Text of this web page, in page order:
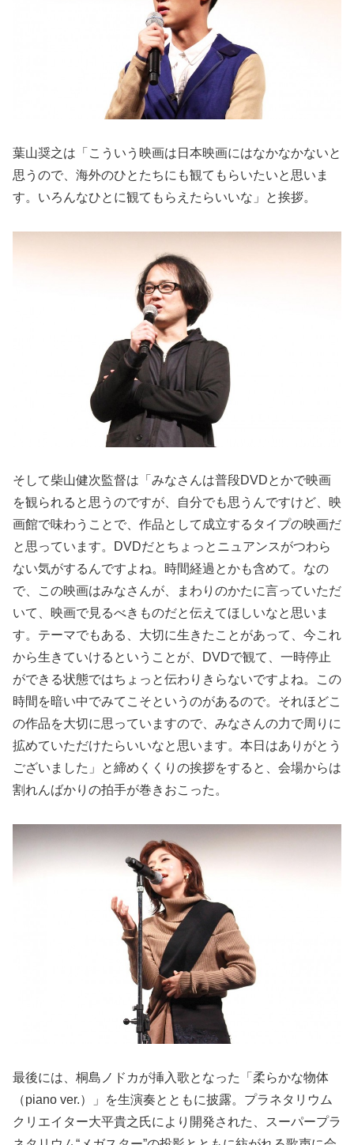
葉山奨之は「こういう映画は日本映画にはなかなかないと
思うので、海外のひとたちにも観てもらいたいと思いま
す。いろんなひとに観てもらえたらいいな」と挨拶。
そして柴山健次監督は「みなさんは普段DVDとかで映画
を観られると思うのですが、自分でも思うんですけど、映
画館で味わうことで、作品として成立するタイプの映画だ
と思っています。DVDだとちょっとニュアンスがつわら
ない気がするんですよね。時間経過とかも含めて。なの
で、この映画はみなさんが、まわりのかたに言っていただ
いて、映画で見るべきものだと伝えてほしいなと思いま
す。テーマでもある、大切に生きたことがあって、今これ
から生きていけるということが、DVDで観て、一時停止
ができる状態ではちょっと伝わりきらないですよね。この
時間を暗い中でみてこそというのがあるので。それほどこ
の作品を大切に思っていますので、みなさんの力で周りに
拡めていただけたらいいなと思います。本日はありがとう
ございました」と締めくくりの挨拶をすると、会場からは
割れんばかりの拍手が巻きおこった。
最後には、桐島ノドカが挿入歌となった「柔らかな物体
（piano ver.）」を生演奏とともに披露。プラネタリウム
クリエイター大平貴之氏により開発された、スーパープラ